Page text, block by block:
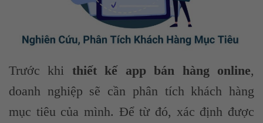
Trước khi thiết kế app bán hàng online,
doanh nghiệp sẽ cần phân tích khách hàng
mục tiêu của mình. Để từ đó, xác định được